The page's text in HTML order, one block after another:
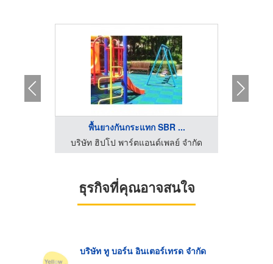
พื้นยางกันกระแทก SBR ...
บริษัท ฮิปโป พาร์ตแอนด์เพลย์ จำกัด
ธุรกิจที่คุณอาจสนใจ
บริษัท ทู บอร์น อินเตอร์เทรด จำกัด